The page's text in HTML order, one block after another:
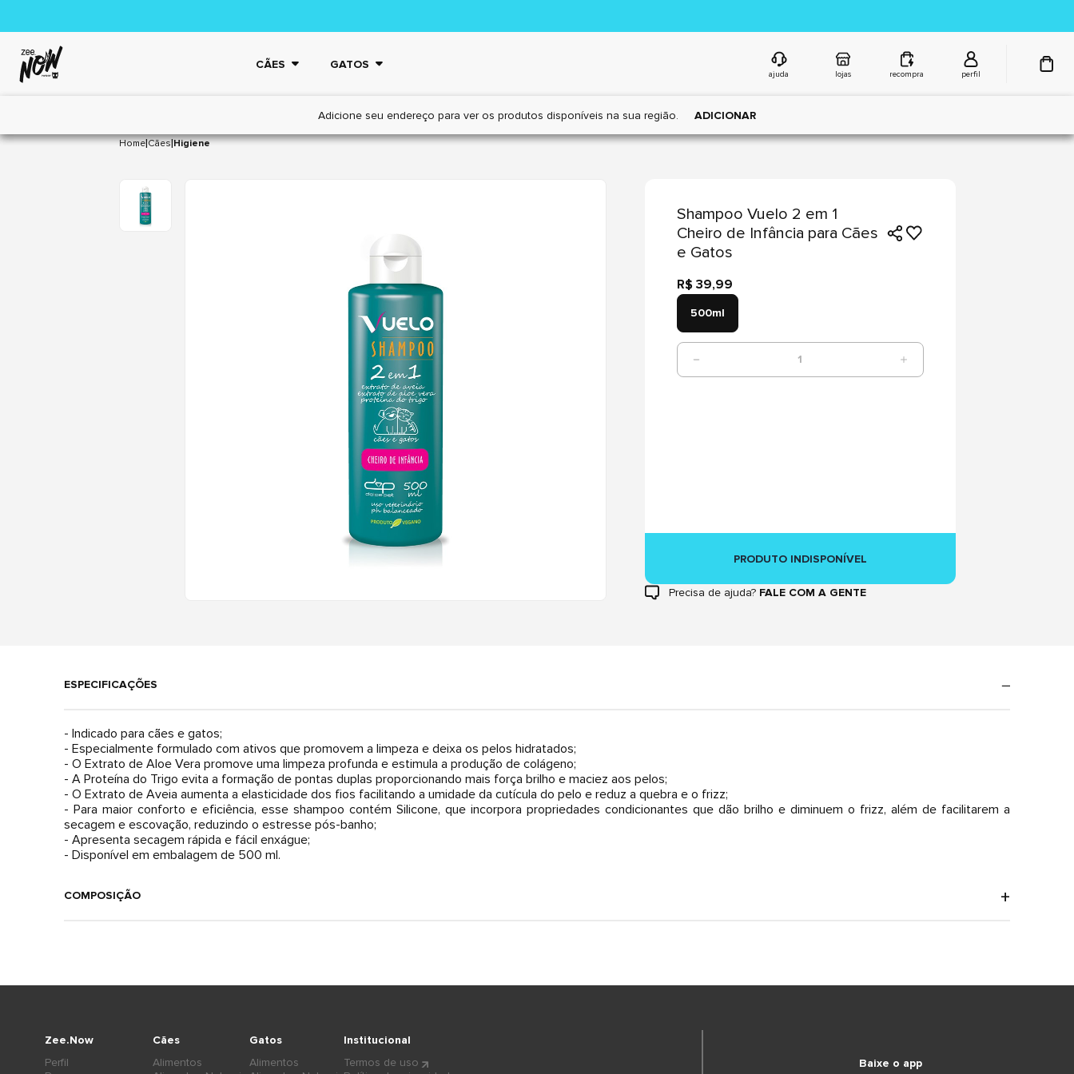
CÃES GATOS
ajuda lojas recompra perfil
Adicione seu endereço para ver os produtos disponíveis na sua região. ADICIONAR
Home|Cães|Higiene
Shampoo Vuelo 2 em 1
Cheiro de Infância para Cães
e Gatos
R$ 39,99
500ml
1
PRODUTO INDISPONÍVEL
Precisa de ajuda? FALE COM A GENTE
ESPECIFICAÇÕES
- Indicado para cães e gatos;
- Especialmente formulado com ativos que promovem a limpeza e deixa os pelos hidratados;
- O Extrato de Aloe Vera promove uma limpeza profunda e estimula a produção de colágeno;
- A Proteína do Trigo evita a formação de pontas duplas proporcionando mais força brilho e maciez aos pelos;
- O Extrato de Aveia aumenta a elasticidade dos fios facilitando a umidade da cutícula do pelo e reduz a quebra e o frizz;
- Para maior conforto e eficiência, esse shampoo contém Silicone, que incorpora propriedades condicionantes que dão brilho e diminuem o frizz, além de facilitarem a
secagem e escovação, reduzindo o estresse pós-banho;
- Apresenta secagem rápida e fácil enxágue;
- Disponível em embalagem de 500 ml.
COMPOSIÇÃO
Cães
Alimentos
Gatos
Alimentos
Zee.Now
Perfil
Institucional
Termos de uso
Baixe o app